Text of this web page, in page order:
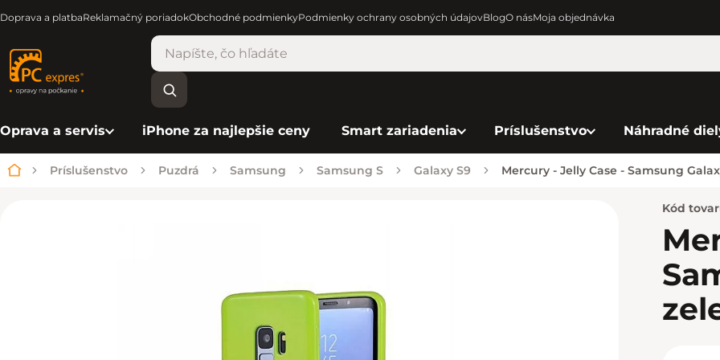
Doprava a platbaReklamačný poriadokObchodné podmienkyPodmienky ochrany osobných údajovBlogO násMoja objednávka
Oprava a servis iPhone za najlepšie ceny Smart zariadenia Príslušenstvo Náhradné
Domov
Príslušenstvo Puzdrá Samsung Samsung S Galaxy S9 Mercury - Jelly Case - Samsung
Kód